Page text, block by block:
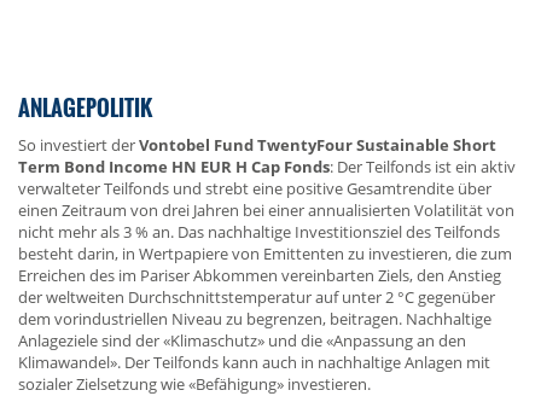
ANLAGEPOLITIK
So investiert derVontobel Fund TwentyFour Sustainable Short
Term Bond Income HN EUR H Cap Fonds: Der Teilfonds ist ein aktiv
verwalteter Teilfonds und strebt eine positive Gesamtrendite über
einen Zeitraum von drei Jahren bei einer annualisierten Volatilität von
nicht mehr als 3 % an. Das nachhaltige Investitionsziel des Teilfonds
besteht darin, in Wertpapiere von Emittenten zu investieren, die zum
Erreichen des im Pariser Abkommen vereinbarten Ziels, den Anstieg
der weltweiten Durchschnittstemperatur auf unter 2 °C gegenüber
dem vorindustriellen Niveau zu begrenzen, beitragen. Nachhaltige
Anlageziele sind der «Klimaschutz» und die «Anpassung an den
Klimawandel». Der Teilfonds kann auch in nachhaltige Anlagen mit
sozialer Zielsetzung wie «Befähigung» investieren.